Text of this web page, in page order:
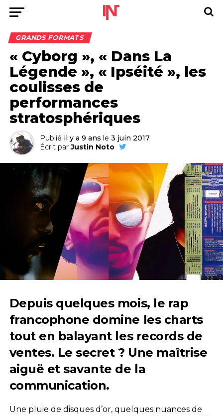
GRANDS FORMATS
« Cyborg », « Dans La
Légende », « Ipséité », les
coulisses de
performances
stratosphériques
Publié il y a 9 ans le 3 juin 2017
Écrit par Justin Noto
Depuis quelques mois, le rap
francophone domine les charts
tout en balayant les records de
ventes. Le secret ? Une maîtrise
aiguë et savante de la
communication.
Une pluie de disques d’or, quelques nuances de